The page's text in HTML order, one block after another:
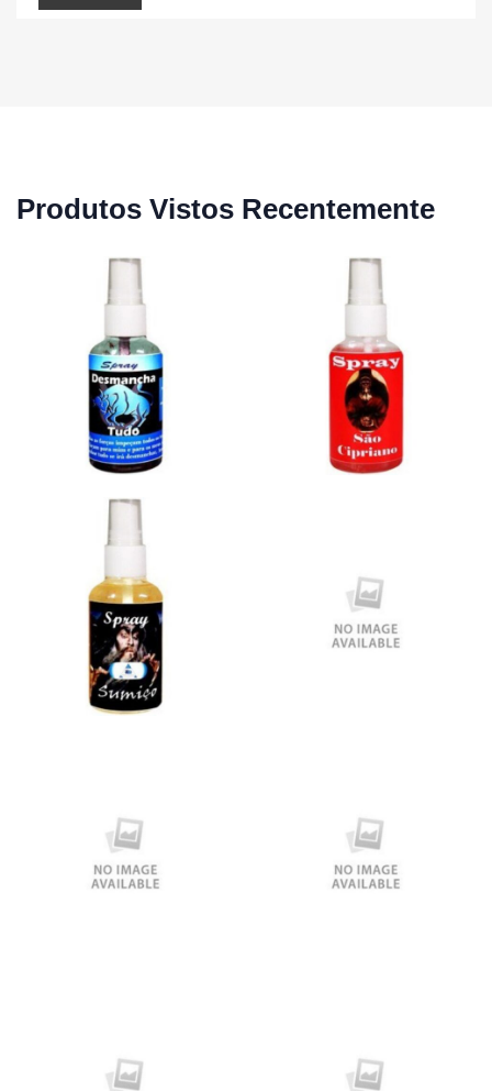
Produtos Vistos Recentemente